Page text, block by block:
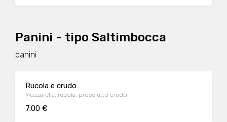
Panini - tipo Saltimbocca
panini
Rucola e crudo
Mozzarella, rucola, prosciutto crudo
7.00 €